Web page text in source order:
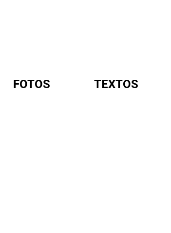
FOTOS TEXTOS